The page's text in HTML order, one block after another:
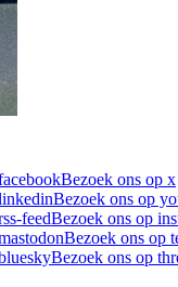
Bezoek ons op x
Bezoek ons op
feedBezoek ons op
Bezoek ons op
Bezoek ons op